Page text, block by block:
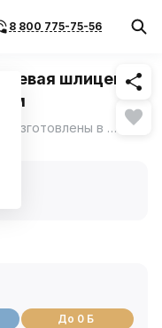
8 800 775-75-56Похожие
шлицевая
мм
Отвертки серии D71 "ANTI-SLIP GRIP" изготовлены в соответствии с требованиями стандарта DIN 5262, отвечают техническим условиям ГОСТ 17199-88. ещё
До 0 Б